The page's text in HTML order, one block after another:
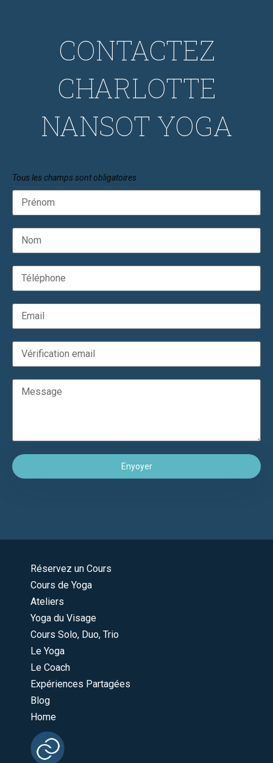
CONTACTEZ
CHARLOTTE
NANSOT YOGA
Tous les champs sont obligatoires
Enyoyer
Réservez un Cours
Cours de Yoga
Ateliers
Yoga du Visage
Cours Solo, Duo, Trio
Le Yoga
Le Coach
Expériences Partagées
Blog
Home